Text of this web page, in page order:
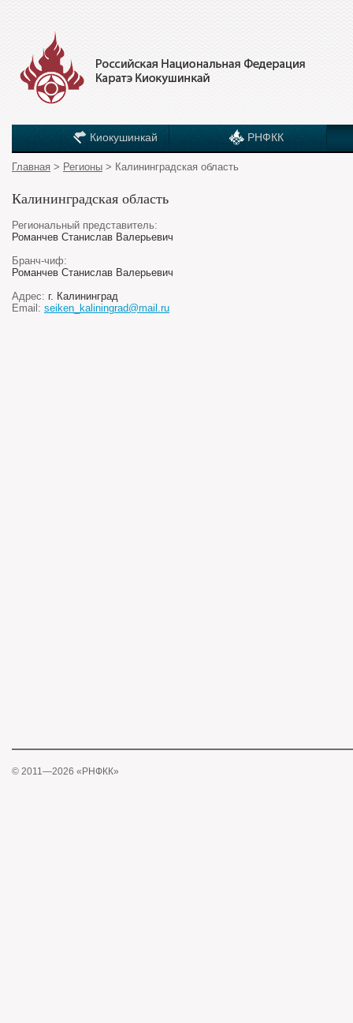
Киокушинкай РНФКК
Главная > Регионы > Калининградская область
Калининградская область
Региональный представитель:
Романчев Станислав Валерьевич
Бранч-чиф:
Романчев Станислав Валерьевич
Адрес: г. Калининград
Email: seiken_kaliningrad@mail.ru
© 2011—2026 «РНФКК»